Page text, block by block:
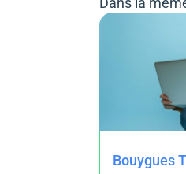
Bouygues